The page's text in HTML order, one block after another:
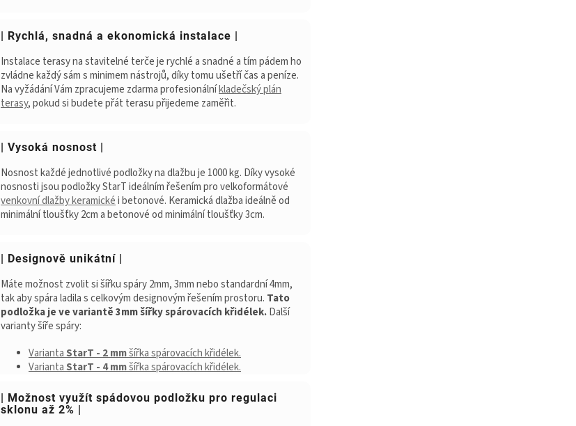
| Rychlá, snadná a ekonomická instalace |
Instalace terasy na stavitelné terče je rychlé a snadné a tím pádem ho
zvládne každý sám s minimem nástrojů, díky tomu ušetří čas a peníze.
Na vyžádání Vám zpracujeme zdarma profesionálníkladečský plán
terasy, pokud si budete přát terasu přijedeme zaměřit.
| Vysoká nosnost |
Nosnost každé jednotlivé podložky na dlažbu je 1000 kg. Díky vysoké
nosnosti jsou podložky StarT ideálním řešením pro velkoformátové
venkovní dlažby keramickéi betonové. Keramická dlažba ideálně od
minimální tloušťky 2cm a betonové od minimální tloušťky 3cm.
| Designově unikátní |
Máte možnost zvolit si šířku spáry 2mm, 3mm nebo standardní 4mm,
tak aby spára ladila s celkovým designovým řešením prostoru. Tato
podložka je ve variantě 3mm šířky spárovacích křidélek.Další
varianty šíře spáry:
Varianta StarT - 2 mmšířka spárovacích křidélek.
Varianta StarT - 4 mmšířka spárovacích křidélek.
| Možnost využít spádovou podložku pro regulaci
sklonu až 2% |